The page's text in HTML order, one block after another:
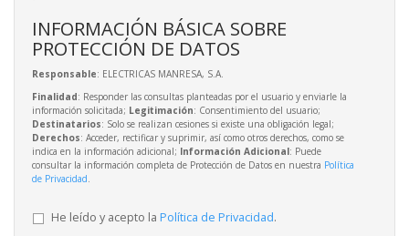
INFORMACIÓN BÁSICA SOBRE
PROTECCIÓN DE DATOS
Responsable: ELECTRICAS MANRESA, S.A.
Finalidad: Responder las consultas planteadas por el usuario y enviarle la
información solicitada; Legitimación: Consentimiento del usuario;
Destinatarios: Solo se realizan cesiones si existe una obligación legal;
Derechos: Acceder, rectificar y suprimir, así como otros derechos, como se
indica en la información adicional; Información Adicional: Puede
consultar la información completa de Protección de Datos en nuestra Política
de Privacidad
He leído y acepto la Política de Privacidad.